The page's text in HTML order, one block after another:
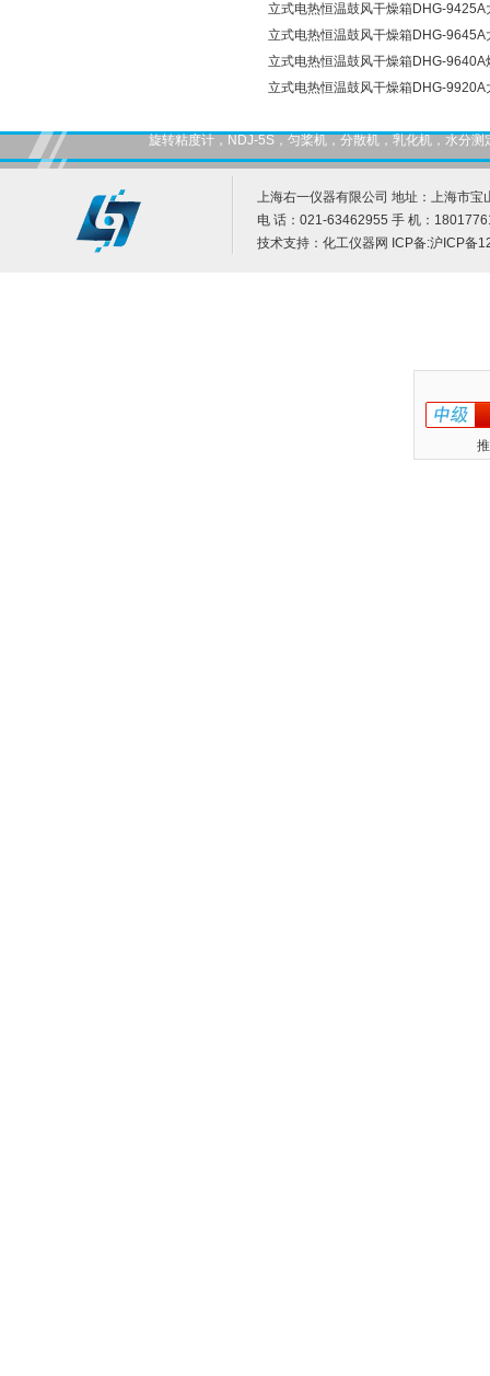
立式电热恒温鼓风干燥箱DHG-9425A
立式电热恒温鼓风干燥箱DHG-9645A
立式电热恒温鼓风干燥箱DHG-9640A
立式电热恒温鼓风干燥箱DHG-9920A
旋转粘度计，NDJ-5S，匀桨机，分散机，乳化机，水分
上海右一仪器有限公司 地址：上海市宝
电 话：021-63462955 手 机：
技术支持： 化工仪器网 ICP备:沪ICP备